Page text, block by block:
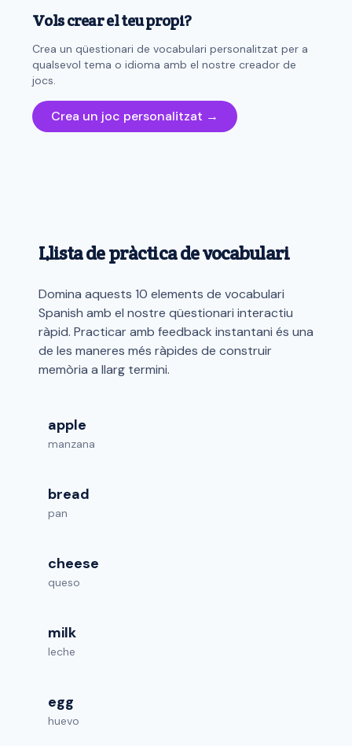
Vols crear el teu propi?
Crea un qüestionari de vocabulari personalitzat per a
qualsevol tema o idioma amb el nostre creador de
jocs.
Crea un joc personalitzat →
Llista de pràctica de vocabulari
Domina aquests 10 elements de vocabulari
Spanish amb el nostre qüestionari interactiu
ràpid. Practicar amb feedback instantani és una
de les maneres més ràpides de construir
memòria a llarg termini.
apple
manzana
bread
pan
cheese
queso
milk
leche
egg
huevo